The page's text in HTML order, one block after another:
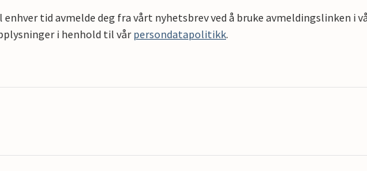
enhver tid avmelde deg fra vårt nyhetsbrev ved å bruke avmeldingslinken i
i henhold til vår persondatapolitikk.